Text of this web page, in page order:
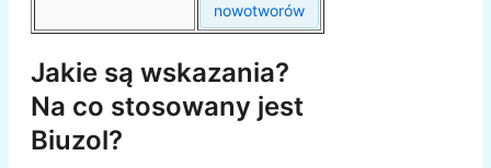
nowotworów
Jakie są wskazania?
Na co stosowany jest
Biuzol?